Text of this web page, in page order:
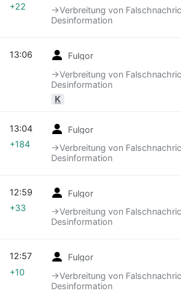
→‎Verbreitung von
Desinformation
+22
Fulgor
→‎Verbreitung von
Desinformation
K
13:06
Fulgor
→‎Verbreitung von
Desinformation
13:04
+184
Fulgor
→‎Verbreitung von
Desinformation
12:59
+33
Fulgor
→‎Verbreitung von
Desinformation
12:57
+10